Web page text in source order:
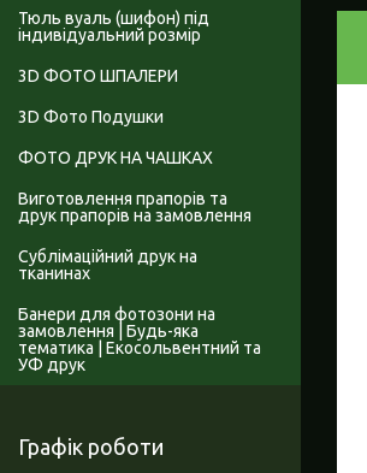
Тюль вуаль (шифон) під
індивідуальний розмір
3D ФОТО ШПАЛЕРИ
3D Фото Подушки
ФОТО ДРУК НА ЧАШКАХ
Виготовлення прапорів та
друк прапорів на замовлення
Сублімаційний друк на
тканинах
Банери для фотозони на
замовлення | Будь-яка
тематика | Екосольвентний та
УФ друк
Графік роботи